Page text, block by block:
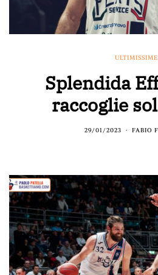
ULTIMISSIME
Splendida
raccoglie
29/01/2023 FABIO